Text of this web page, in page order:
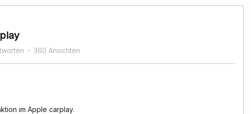
360 Ansichten
im Apple carplay.